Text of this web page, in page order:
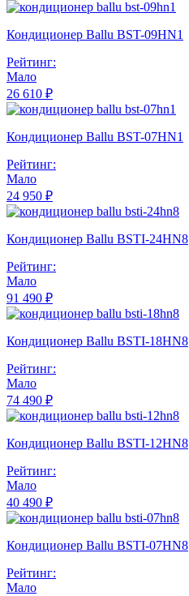
Кондиционер Ballu BST-09HN1
Рейтинг:
Мало
26 610 ₽
Кондиционер Ballu BST-07HN1
Рейтинг:
Мало
24 950 ₽
Кондиционер Ballu BSTI-24HN8
Рейтинг:
Мало
91 490 ₽
Кондиционер Ballu BSTI-18HN8
Рейтинг:
Мало
74 490 ₽
Кондиционер Ballu BSTI-12HN8
Рейтинг:
Мало
40 490 ₽
Кондиционер Ballu BSTI-07HN8
Рейтинг:
Мало